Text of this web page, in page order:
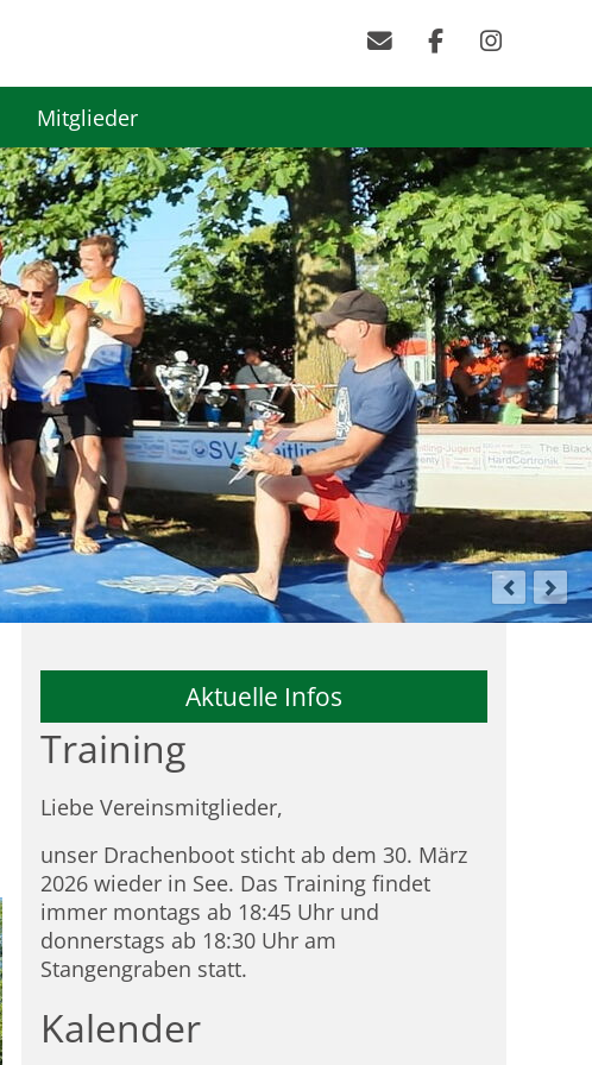
Mitglieder
Aktuelle Infos
Training
Liebe Vereinsmitglieder,
unser Drachenboot sticht ab dem 30. März
2026 wieder in See. Das Training findet
immer montags ab 18:45 Uhr und
donnerstags ab 18:30 Uhr am
Stangengraben statt.
Kalender